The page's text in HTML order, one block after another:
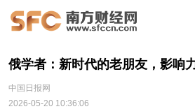
俄学者：新时代的老朋友，影响
中国日报网
2026-05-20 10:36:06